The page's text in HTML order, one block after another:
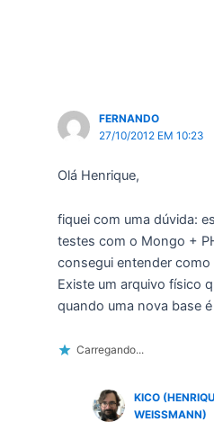
FERNANDO
27/10/2012 EM 10:23
Olá Henrique,
fiquei com uma dúvida:
testes com o Mongo +
consegui entender como
Existe um arquivo físico
quando uma nova base
Carregando...
KICO
WEISSMANN)